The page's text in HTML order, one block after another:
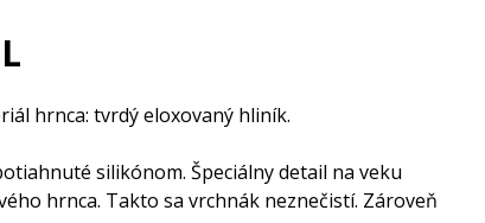
hrnca: tvrdý eloxovaný hliník.
silikónom. Špeciálny detail na veku
hrnca. Takto sa vrchnák neznečistí. Zároveň